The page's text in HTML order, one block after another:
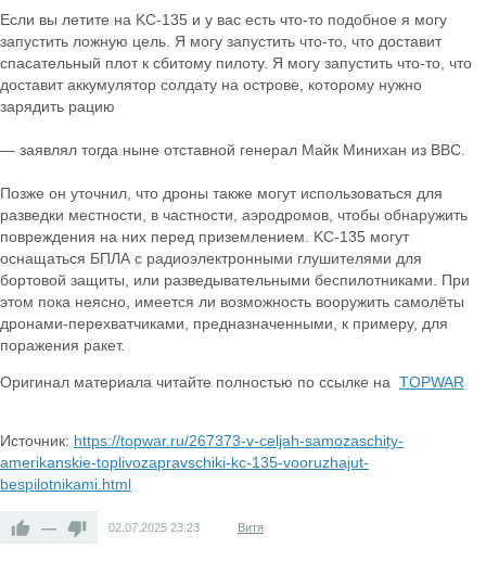
Если вы летите на KC-135 и у вас есть что-то подобное я могу
запустить ложную цель. Я могу запустить что-то, что доставит
спасательный плот к сбитому пилоту. Я могу запустить что-то, что
доставит аккумулятор солдату на острове, которому нужно
зарядить рацию
— заявлял тогда ныне отставной генерал Майк Минихан из ВВС.
Позже он уточнил, что дроны также могут использоваться для
разведки местности, в частности, аэродромов, чтобы обнаружить
повреждения на них перед приземлением. KC-135 могут
оснащаться БПЛА с радиоэлектронными глушителями для
бортовой защиты, или разведывательными беспилотниками. При
этом пока неясно, имеется ли возможность вооружить самолёты
дронами-перехватчиками, предназначенными, к примеру, для
поражения ракет.
Оригинал материала читайте полностью по ссылке на TOPWAR
Источник: https://topwar.ru/267373-v-celjah-samozaschity-
amerikanskie-toplivozapravschiki-kc-135-vooruzhajut-
bespilotnikami.html
— 02.07.2025 23:23 Витя